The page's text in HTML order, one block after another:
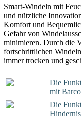
Smart-Windeln mit
und nützliche
Komfort und
Gefahr von
minimieren. Durch die
fortschrittlichen
immer trocken und
Die
mit
Die